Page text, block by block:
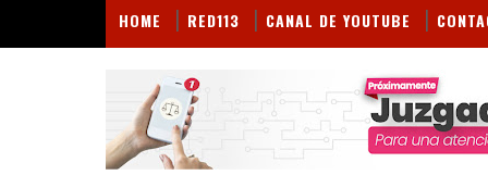
HOME RED113 CANAL DE YOUTUBE